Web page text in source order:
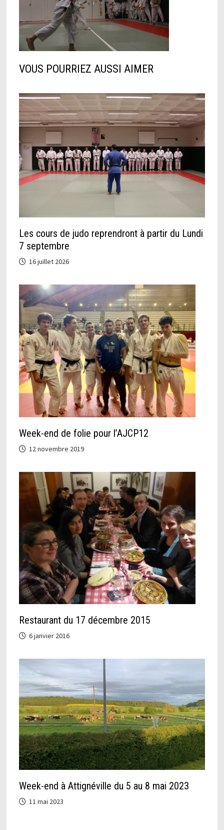
VOUS POURRIEZ AUSSI AIMER
Les cours de judo reprendront à partir du Lundi
7 septembre
16 juillet 2026
Week-end de folie pour l’AJCP12
12 novembre 2019
Restaurant du 17 décembre 2015
6 janvier 2016
Week-end à Attignéville du 5 au 8 mai 2023
11 mai 2023